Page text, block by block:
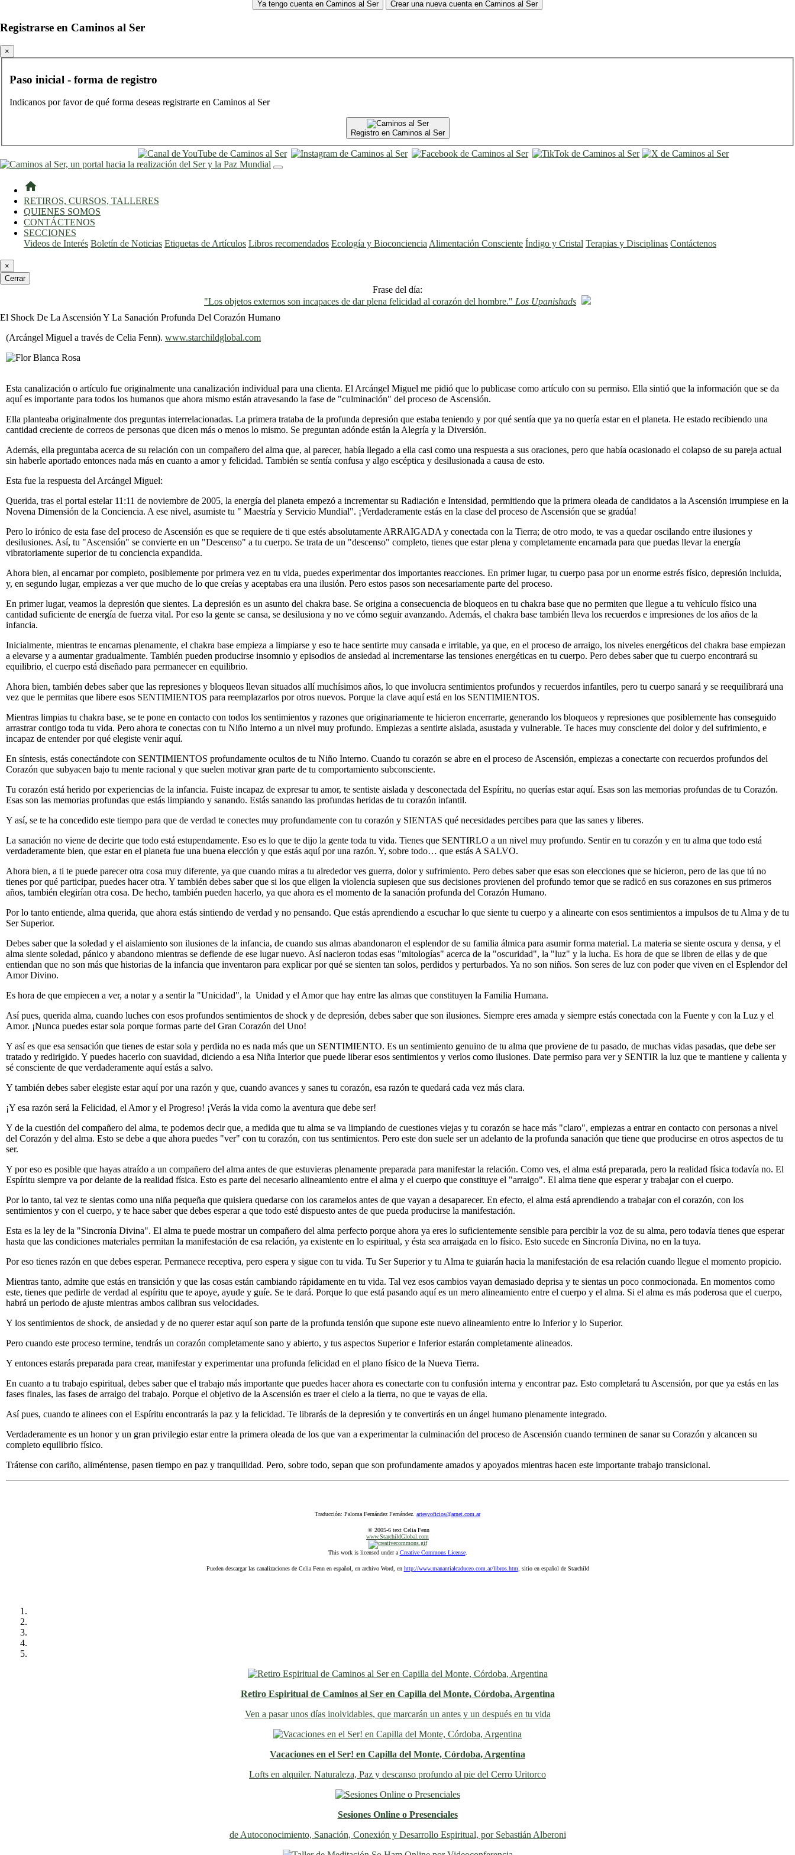
Ya tengo cuenta en Caminos al Ser Crear una nueva cuenta en Caminos al Ser
Registrarse en Caminos al Ser
×
Paso inicial - forma de registro
Indicanos por favor de qué forma deseas registrarte en Caminos al Ser
Registro en Caminos al Ser
home
RETIROS, CURSOS, TALLERES
QUIENES SOMOS
CONTÁCTENOS
SECCIONES
Videos de Interés Boletín de Noticias Etiquetas de Artículos Libros recomendados Ecología y Bioconciencia Alimentación Consciente Índigo y Cristal Terapias y Disciplinas Contáctenos
×
Cerrar
Frase del día:
"Los objetos externos son incapaces de dar plena felicidad al corazón del hombre." Los Upanishads
El Shock De La Ascensión Y La Sanación Profunda Del Corazón Humano
(Arcángel Miguel a través de Celia Fenn). www.starchildglobal.com
Esta canalización o artículo fue originalmente una canalización individual para una clienta. El Arcángel Miguel me pidió que lo publicase como artículo con su permiso. Ella sintió que la información que se da
aquí es importante para todos los humanos que ahora mismo están atravesando la fase de "culminación" del proceso de Ascensión.
Ella planteaba originalmente dos preguntas interrelacionadas. La primera trataba de la profunda depresión que estaba teniendo y por qué sentía que ya no quería estar en el planeta. He estado recibiendo una
cantidad creciente de correos de personas que dicen más o menos lo mismo. Se preguntan adónde están la Alegría y la Diversión.
Además, ella preguntaba acerca de su relación con un compañero del alma que, al parecer, había llegado a ella casi como una respuesta a sus oraciones, pero que había ocasionado el colapso de su pareja actual
sin haberle aportado entonces nada más en cuanto a amor y felicidad. También se sentía confusa y algo escéptica y desilusionada a causa de esto.
Esta fue la respuesta del Arcángel Miguel:
Querida, tras el portal estelar 11:11 de noviembre de 2005, la energía del planeta empezó a incrementar su Radiación e Intensidad, permitiendo que la primera oleada de candidatos a la Ascensión irrumpiese en la
Novena Dimensión de la Conciencia. A ese nivel, asumiste tu " Maestría y Servicio Mundial". ¡Verdaderamente estás en la clase del proceso de Ascensión que se gradúa!
Pero lo irónico de esta fase del proceso de Ascensión es que se requiere de ti que estés absolutamente ARRAIGADA y conectada con la Tierra; de otro modo, te vas a quedar oscilando entre ilusiones y
desilusiones. Así, tu "Ascensión" se convierte en un "Descenso" a tu cuerpo. Se trata de un "descenso" completo, tienes que estar plena y completamente encarnada para que puedas llevar la energía
vibratoriamente superior de tu conciencia expandida.
Ahora bien, al encarnar por completo, posiblemente por primera vez en tu vida, puedes experimentar dos importantes reacciones. En primer lugar, tu cuerpo pasa por un enorme estrés físico, depresión incluida,
y, en segundo lugar, empiezas a ver que mucho de lo que creías y aceptabas era una ilusión. Pero estos pasos son necesariamente parte del proceso.
En primer lugar, veamos la depresión que sientes. La depresión es un asunto del chakra base. Se origina a consecuencia de bloqueos en tu chakra base que no permiten que llegue a tu vehículo físico una
cantidad suficiente de energía de fuerza vital. Por eso la gente se cansa, se desilusiona y no ve cómo seguir avanzando. Además, el chakra base también lleva los recuerdos e impresiones de los años de la
infancia.
Inicialmente, mientras te encarnas plenamente, el chakra base empieza a limpiarse y eso te hace sentirte muy cansada e irritable, ya que, en el proceso de arraigo, los niveles energéticos del chakra base empiezan
a elevarse y a aumentar gradualmente. También pueden producirse insomnio y episodios de ansiedad al incrementarse las tensiones energéticas en tu cuerpo. Pero debes saber que tu cuerpo encontrará su
equilibrio, el cuerpo está diseñado para permanecer en equilibrio.
Ahora bien, también debes saber que las represiones y bloqueos llevan situados allí muchísimos años, lo que involucra sentimientos profundos y recuerdos infantiles, pero tu cuerpo sanará y se reequilibrará una
vez que le permitas que libere esos SENTIMIENTOS para reemplazarlos por otros nuevos. Porque la clave aquí está en los SENTIMIENTOS.
Mientras limpias tu chakra base, se te pone en contacto con todos los sentimientos y razones que originariamente te hicieron encerrarte, generando los bloqueos y represiones que posiblemente has conseguido
arrastrar contigo toda tu vida. Pero ahora te conectas con tu Niño Interno a un nivel muy profundo. Empiezas a sentirte aislada, asustada y vulnerable. Te haces muy consciente del dolor y del sufrimiento, e
incapaz de entender por qué elegiste venir aquí.
En síntesis, estás conectándote con SENTIMIENTOS profundamente ocultos de tu Niño Interno. Cuando tu corazón se abre en el proceso de Ascensión, empiezas a conectarte con recuerdos profundos del
Corazón que subyacen bajo tu mente racional y que suelen motivar gran parte de tu comportamiento subconsciente.
Tu corazón está herido por experiencias de la infancia. Fuiste incapaz de expresar tu amor, te sentiste aislada y desconectada del Espíritu, no querías estar aquí. Esas son las memorias profundas de tu Corazón.
Esas son las memorias profundas que estás limpiando y sanando. Estás sanando las profundas heridas de tu corazón infantil.
Y así, se te ha concedido este tiempo para que de verdad te conectes muy profundamente con tu corazón y SIENTAS qué necesidades percibes para que las sanes y liberes.
La sanación no viene de decirte que todo está estupendamente. Eso es lo que te dijo la gente toda tu vida. Tienes que SENTIRLO a un nivel muy profundo. Sentir en tu corazón y en tu alma que todo está
verdaderamente bien, que estar en el planeta fue una buena elección y que estás aquí por una razón. Y, sobre todo… que estás A SALVO.
Ahora bien, a ti te puede parecer otra cosa muy diferente, ya que cuando miras a tu alrededor ves guerra, dolor y sufrimiento. Pero debes saber que esas son elecciones que se hicieron, pero de las que tú no
tienes por qué participar, puedes hacer otra. Y también debes saber que si los que eligen la violencia supiesen que sus decisiones provienen del profundo temor que se radicó en sus corazones en sus primeros
años, también elegirían otra cosa. De hecho, también pueden hacerlo, ya que ahora es el momento de la sanación profunda del Corazón Humano.
Por lo tanto entiende, alma querida, que ahora estás sintiendo de verdad y no pensando. Que estás aprendiendo a escuchar lo que siente tu cuerpo y a alinearte con esos sentimientos a impulsos de tu Alma y de tu
Ser Superior.
Debes saber que la soledad y el aislamiento son ilusiones de la infancia, de cuando sus almas abandonaron el esplendor de su familia álmica para asumir forma material. La materia se siente oscura y densa, y el
alma siente soledad, pánico y abandono mientras se defiende de ese lugar nuevo. Así nacieron todas esas "mitologías" acerca de la "oscuridad", la "luz" y la lucha. Es hora de que se libren de ellas y de que
entiendan que no son más que historias de la infancia que inventaron para explicar por qué se sienten tan solos, perdidos y perturbados. Ya no son niños. Son seres de luz con poder que viven en el Esplendor del
Amor Divino.
Es hora de que empiecen a ver, a notar y a sentir la "Unicidad", la Unidad y el Amor que hay entre las almas que constituyen la Familia Humana.
Así pues, querida alma, cuando luches con esos profundos sentimientos de shock y de depresión, debes saber que son ilusiones. Siempre eres amada y siempre estás conectada con la Fuente y con la Luz y el
Amor. ¡Nunca puedes estar sola porque formas parte del Gran Corazón del Uno!
Y así es que esa sensación que tienes de estar sola y perdida no es nada más que un SENTIMIENTO. Es un sentimiento genuino de tu alma que proviene de tu pasado, de muchas vidas pasadas, que debe ser
tratado y redirigido. Y puedes hacerlo con suavidad, diciendo a esa Niña Interior que puede liberar esos sentimientos y verlos como ilusiones. Date permiso para ver y SENTIR la luz que te mantiene y calienta y
sé consciente de que verdaderamente aquí estás a salvo.
Y también debes saber elegiste estar aquí por una razón y que, cuando avances y sanes tu corazón, esa razón te quedará cada vez más clara.
¡Y esa razón será la Felicidad, el Amor y el Progreso! ¡Verás la vida como la aventura que debe ser!
Y de la cuestión del compañero del alma, te podemos decir que, a medida que tu alma se va limpiando de cuestiones viejas y tu corazón se hace más "claro", empiezas a entrar en contacto con personas a nivel
del Corazón y del alma. Esto se debe a que ahora puedes "ver" con tu corazón, con tus sentimientos. Pero este don suele ser un adelanto de la profunda sanación que tiene que producirse en otros aspectos de tu
ser.
Y por eso es posible que hayas atraído a un compañero del alma antes de que estuvieras plenamente preparada para manifestar la relación. Como ves, el alma está preparada, pero la realidad física todavía no. El
Espíritu siempre va por delante de la realidad física. Esto es parte del necesario alineamiento entre el alma y el cuerpo que constituye el "arraigo". El alma tiene que esperar y trabajar con el cuerpo.
Por lo tanto, tal vez te sientas como una niña pequeña que quisiera quedarse con los caramelos antes de que vayan a desaparecer. En efecto, el alma está aprendiendo a trabajar con el corazón, con los
sentimientos y con el cuerpo, y te hace saber que debes esperar a que todo esté dispuesto antes de que pueda producirse la manifestación.
Esta es la ley de la "Sincronía Divina". El alma te puede mostrar un compañero del alma perfecto porque ahora ya eres lo suficientemente sensible para percibir la voz de su alma, pero todavía tienes que esperar
hasta que las condiciones materiales permitan la manifestación de esa relación, ya existente en lo espiritual, y ésta sea arraigada en lo físico. Esto sucede en Sincronía Divina, no en la tuya.
Por eso tienes razón en que debes esperar. Permanece receptiva, pero espera y sigue con tu vida. Tu Ser Superior y tu Alma te guiarán hacia la manifestación de esa relación cuando llegue el momento propicio.
Mientras tanto, admite que estás en transición y que las cosas están cambiando rápidamente en tu vida. Tal vez esos cambios vayan demasiado deprisa y te sientas un poco conmocionada. En momentos como
este, tienes que pedirle de verdad al espíritu que te apoye, ayude y guíe. Se te dará. Porque lo que está pasando aquí es un mero alineamiento entre el cuerpo y el alma. Si el alma es más poderosa que el cuerpo,
habrá un periodo de ajuste mientras ambos calibran sus velocidades.
Y los sentimientos de shock, de ansiedad y de no querer estar aquí son parte de la profunda tensión que supone este nuevo alineamiento entre lo Inferior y lo Superior.
Pero cuando este proceso termine, tendrás un corazón completamente sano y abierto, y tus aspectos Superior e Inferior estarán completamente alineados.
Y entonces estarás preparada para crear, manifestar y experimentar una profunda felicidad en el plano físico de la Nueva Tierra.
En cuanto a tu trabajo espiritual, debes saber que el trabajo más importante que puedes hacer ahora es conectarte con tu confusión interna y encontrar paz. Esto completará tu Ascensión, por que ya estás en las
fases finales, las fases de arraigo del trabajo. Porque el objetivo de la Ascensión es traer el cielo a la tierra, no que te vayas de ella.
Así pues, cuando te alinees con el Espíritu encontrarás la paz y la felicidad. Te librarás de la depresión y te convertirás en un ángel humano plenamente integrado.
Verdaderamente es un honor y un gran privilegio estar entre la primera oleada de los que van a experimentar la culminación del proceso de Ascensión cuando terminen de sanar su Corazón y alcancen su
completo equilibrio físico.
Trátense con cariño, aliméntense, pasen tiempo en paz y tranquilidad. Pero, sobre todo, sepan que son profundamente amados y apoyados mientras hacen este importante trabajo transicional.
Traducción: Paloma Fernández Fernández. artesyoficios@arnet.com.ar
© 2005-6 text Celia Fenn
www.StarchildGlobal.com
This work is licensed under aCreative Commons License.
Pueden descargar las canalizaciones de Celia Fenn en español, en archivo Word, en http://www.manantialcaduceo.com.ar/libros.htm, sitio en español de Starchild
Retiro Espiritual de Caminos al Ser en Capilla del Monte, Córdoba, Argentina
Ven a pasar unos días inolvidables, que marcarán un antes y un después en tu vida
Vacaciones en el Ser! en Capilla del Monte, Córdoba, Argentina
Lofts en alquiler. Naturaleza, Paz y descanso profundo al pie del Cerro Uritorco
Sesiones Online o Presenciales
de Autoconocimiento, Sanación, Conexión y Desarrollo Espiritual, por Sebastián Alberoni